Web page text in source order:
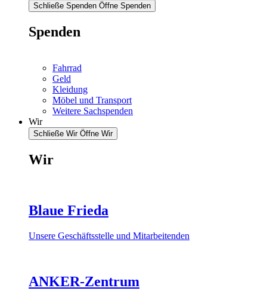
Schließe Spenden Öffne Spenden
Spenden
Fahrrad
Geld
Kleidung
Möbel und Transport
Weitere Sachspenden
Wir
Schließe Wir Öffne Wir
Wir
Blaue Frieda
Unsere Geschäftsstelle und Mitarbeitenden
ANKER-Zentrum